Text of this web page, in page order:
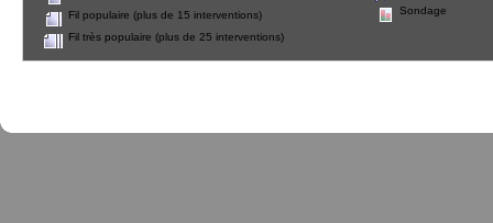
Fil populaire (plus de 15 interventions)
Fil très populaire (plus de 25 interventions)
Sondage